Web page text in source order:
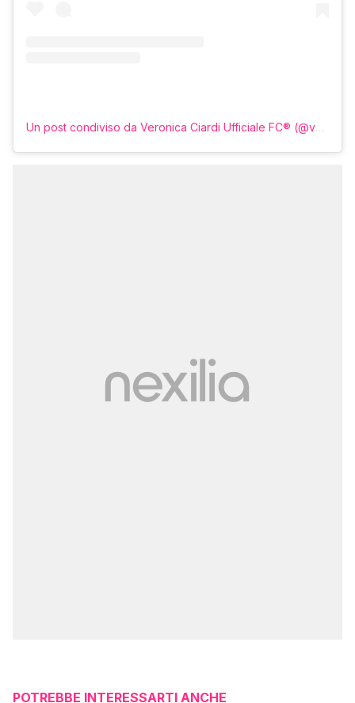
Un post condiviso da Veronica Ciardi Ufficiale FC® (@veronicaciardiofficialfc)
POTREBBE INTERESSARTI ANCHE